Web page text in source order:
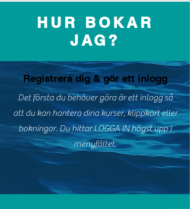
HUR BOKAR
JAG?
Registrera dig & gör ett inlogg
Det första du behöver göra är ett inlogg så
att du kan hantera dina kurser, klippkort eller
bokningar. Du hittar LOGGA IN högst upp i
menyfältet.